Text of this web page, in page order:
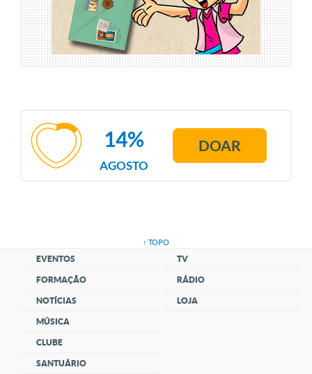
AGOSTO
14% DOAR
↑ TOPO
EVENTOS
FORMAÇÃO
NOTÍCIAS
MÚSICA
CLUBE
SANTUÁRIO
TV
RÁDIO
LOJA